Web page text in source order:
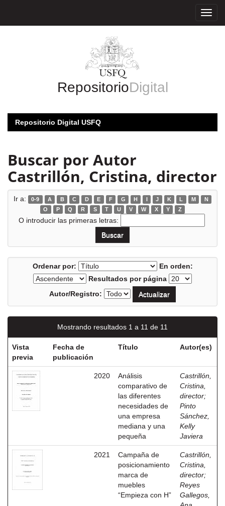
RepositorioDigital
Repositorio Digital USFQ
Buscar por Autor
Castrillón, Cristina, director
Ir a: 0-9 A B C D E F G H I J K L M
N
O
P Q R S T U V W X Y Z
O introducir las primeras letras:
Ordenar por:
En orden:
Resultados por página
Autor/Registro:
Mostrando resultados 1 a 11 de 11
Vista
previa
Fecha de
publicación
Título Autor(es)
2020
Análisis
comparativo de
las diferentes
necesidades de
una empresa
mediana y una
pequeña
Castrillón,
Cristina,
director;
Pinto
Sánchez,
Kelly
Javiera
2021
Campaña de
posicionamiento
marca de
muebles
“Empieza con H”
Castrillón,
Cristina,
director;
Reyes
Gallegos,